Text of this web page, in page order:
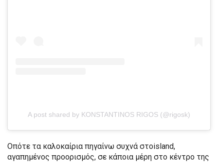
A post shared by KONSTANTINOS RIGOS (@rigosk)
Οπότε τα καλοκαίρια πηγαίνω συχνά στοisland,
αγαπημένος προορισμός, σε κάποια μέρη στο κέντρο της